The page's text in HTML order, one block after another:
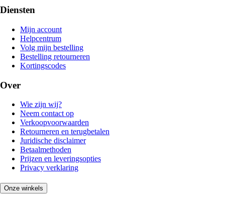
Diensten
Mijn account
Helpcentrum
Volg mijn bestelling
Bestelling retourneren
Kortingscodes
Over
Wie zijn wij?
Neem contact op
Verkoopvoorwaarden
Retourneren en terugbetalen
Juridische disclaimer
Betaalmethoden
Prijzen en leveringsopties
Privacy verklaring
Onze winkels